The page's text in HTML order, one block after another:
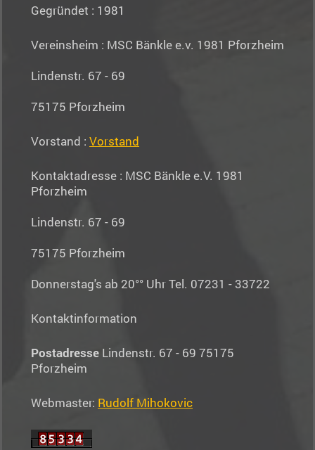
Gegründet : 1981
Vereinsheim : MSC Bänkle e.v. 1981 Pforzheim
Lindenstr. 67 - 69
75175 Pforzheim
Vorstand : Vorstand
Kontaktadresse : MSC Bänkle e.V. 1981
Pforzheim
Lindenstr. 67 - 69
75175 Pforzheim
Donnerstag's ab 20°° Uhr Tel. 07231 - 33722
Kontaktinformation
Postadresse Lindenstr. 67 - 69 75175
Pforzheim
Webmaster: Rudolf Mihokovic